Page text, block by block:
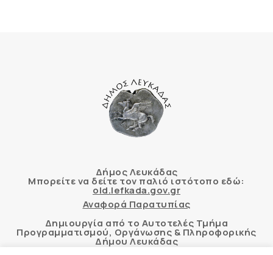
Δήμος Λευκάδας
Μπορείτε να δείτε τον παλιό ιστότοπο εδώ:
old.lefkada.gov.gr
Αναφορά Παρατυπίας
Δημιουργία από το Αυτοτελές Τμήμα
Προγραμματισμού, Οργάνωσης & Πληροφορικής
Δήμου Λευκάδας